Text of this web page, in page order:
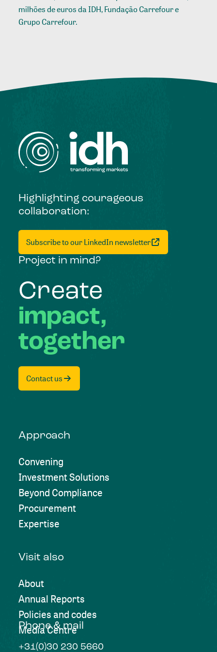
milhões de euros da IDH, Fundação Carrefour e
Grupo Carrefour.
Highlighting courageous
collaboration:
Subscribe to our LinkedIn newsletter
Project in mind?
Create
impact,
together
Contact us
Approach
Convening
Investment Solutions
Beyond Compliance
Procurement
Expertise
Visit also
About
Annual Reports
Policies and codes
Media Centre
Phone & mail
+31(0)30 230 5660